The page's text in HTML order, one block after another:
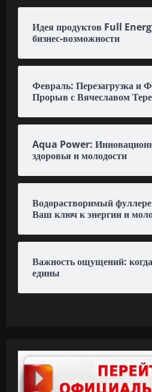
Идея продуктов Full
бизнес-возможности
Февраль: Перезагрузка и
Прорыв с Вячеславом
Aqua Power:
здоровья и молодости
Водорастворимый
Ваш ключ к энергии и
Важность ощущений:
едины